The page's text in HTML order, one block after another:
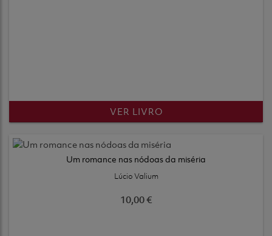
VER LIVRO
Um romance nas nódoas da miséria
Lúcio Valium
10,00 €